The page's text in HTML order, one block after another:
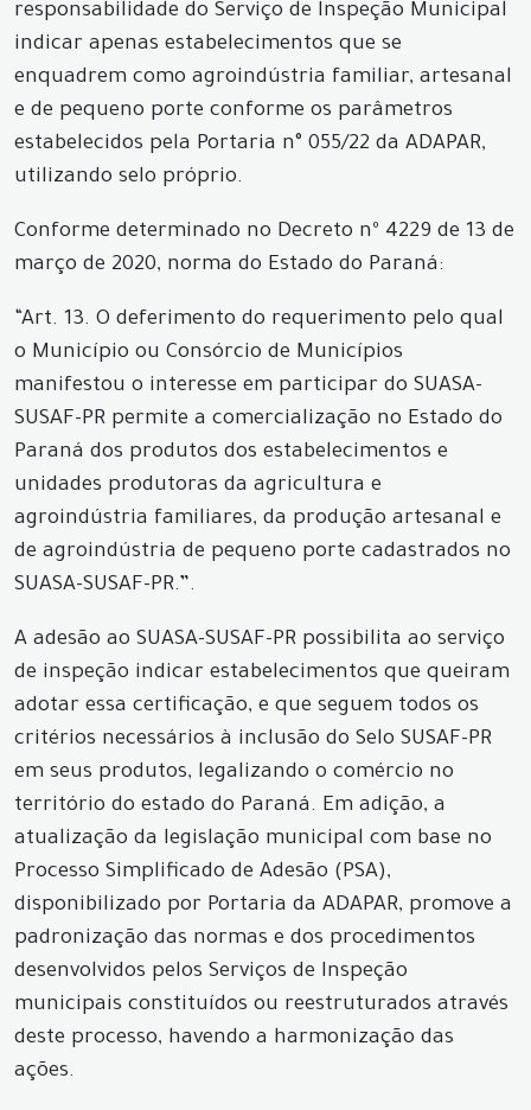
responsabilidade do Serviço de Inspeção Municipal
indicar apenas estabelecimentos que se
enquadrem como agroindústria familiar, artesanal
e de pequeno porte conforme os parâmetros
estabelecidos pela Portaria n° 055/22 da ADAPAR,
utilizando selo próprio.
Conforme determinado no Decreto nº 4229 de 13 de
março de 2020, norma do Estado do Paraná:
“Art. 13. O deferimento do requerimento pelo qual
o Município ou Consórcio de Municípios
manifestou o interesse em participar do SUASA-
SUSAF-PR permite a comercialização no Estado do
Paraná dos produtos dos estabelecimentos e
unidades produtoras da agricultura e
agroindústria familiares, da produção artesanal e
de agroindústria de pequeno porte cadastrados no
SUASA-SUSAF-PR.”.
A adesão ao SUASA-SUSAF-PR possibilita ao serviço
de inspeção indicar estabelecimentos que queiram
adotar essa certificação, e que seguem todos os
critérios necessários à inclusão do Selo SUSAF-PR
em seus produtos, legalizando o comércio no
território do estado do Paraná. Em adição, a
atualização da legislação municipal com base no
Processo Simplificado de Adesão (PSA),
disponibilizado por Portaria da ADAPAR, promove a
padronização das normas e dos procedimentos
desenvolvidos pelos Serviços de Inspeção
municipais constituídos ou reestruturados através
deste processo, havendo a harmonização das
ações.